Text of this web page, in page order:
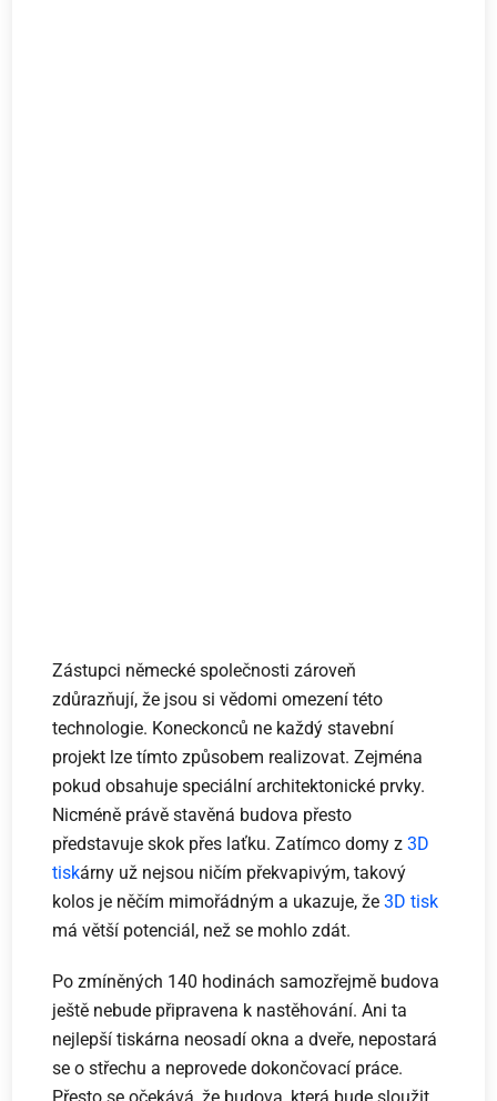
Zástupci německé společnosti zároveň
zdůrazňují, že jsou si vědomi omezení této
technologie. Koneckonců ne každý stavební
projekt lze tímto způsobem realizovat. Zejména
pokud obsahuje speciální architektonické prvky.
Nicméně právě stavěná budova přesto
představuje skok přes laťku. Zatímco domy z3D
tiskárny už nejsou ničím překvapivým, takový
kolos je něčím mimořádným a ukazuje, že3D tisk
má větší potenciál, než se mohlo zdát.
Po zmíněných 140 hodinách samozřejmě budova
ještě nebude připravena k nastěhování. Ani ta
nejlepší tiskárna neosadí okna a dveře, nepostará
se o střechu a neprovede dokončovací práce.